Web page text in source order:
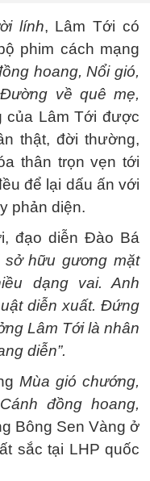
lính, Lâm Tới có
phim cách mạng
hoang, Nổi gió,
về quê mẹ,
Lâm Tới được
thật, đời thường,
thân trọn vẹn tới
để lại dấu ấn với
phản diện.
đạo diễn Đào Bá
sở hữu gương mặt
dạng vai. Anh
diễn xuất. Đứng
Lâm Tới là nhân
diễn”.
Mùa gió chướng,
đồng hoang,
Bông Sen Vàng ở
sắc tại LHP quốc